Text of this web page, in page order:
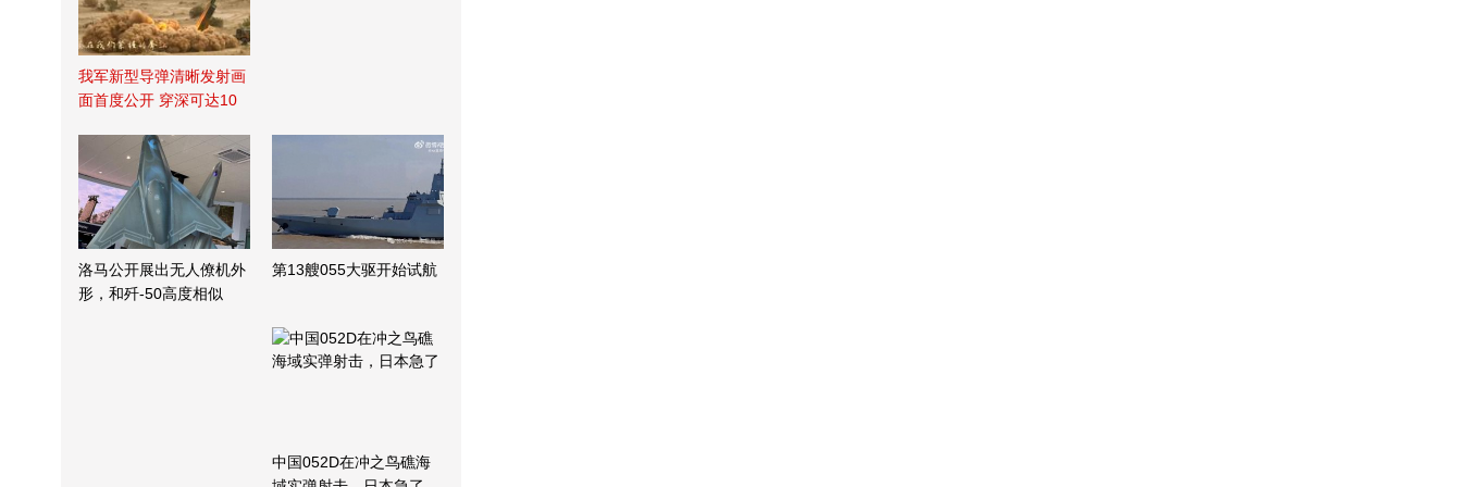
我军新型导弹清晰发射画
面首度公开 穿深可达10
洛马公开展出无人僚机外
形，和歼-50高度相似
第13艘055大驱开始试航
中国052D在冲之鸟礁海